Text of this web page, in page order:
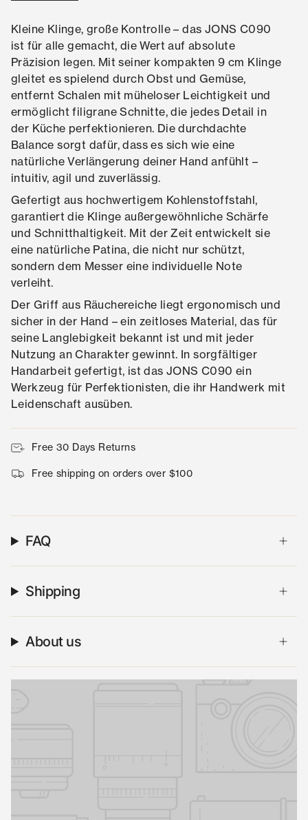
Kleine Klinge, große Kontrolle – das JONS C090
ist für alle gemacht, die Wert auf absolute
Präzision legen. Mit seiner kompakten 9 cm Klinge
gleitet es spielend durch Obst und Gemüse,
entfernt Schalen mit müheloser Leichtigkeit und
ermöglicht filigrane Schnitte, die jedes Detail in
der Küche perfektionieren. Die durchdachte
Balance sorgt dafür, dass es sich wie eine
natürliche Verlängerung deiner Hand anfühlt –
intuitiv, agil und zuverlässig.
Gefertigt aus hochwertigem Kohlenstoffstahl,
garantiert die Klinge außergewöhnliche Schärfe
und Schnitthaltigkeit. Mit der Zeit entwickelt sie
eine natürliche Patina, die nicht nur schützt,
sondern dem Messer eine individuelle Note
verleiht.
Der Griff aus Räuchereiche liegt ergonomisch und
sicher in der Hand – ein zeitloses Material, das für
seine Langlebigkeit bekannt ist und mit jeder
Nutzung an Charakter gewinnt. In sorgfältiger
Handarbeit gefertigt, ist das JONS C090 ein
Werkzeug für Perfektionisten, die ihr Handwerk mit
Leidenschaft ausüben.
Free 30 Days Returns
Free shipping on orders over $100
FAQ
Shipping
About us